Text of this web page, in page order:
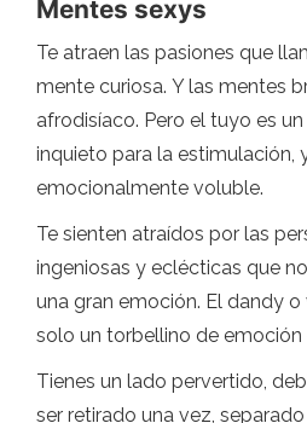
Mentes sexys
Te atraen las pasiones que
mente curiosa. Y las mentes
afrodisíaco. Pero el tuyo es
inquieto para la estimulación,
emocionalmente voluble.
Te sienten atraídos por las
ingeniosas y eclécticas que
una gran emoción. El dandy
solo un torbellino de emoción
Tienes un lado pervertido,
ser retirado una vez,